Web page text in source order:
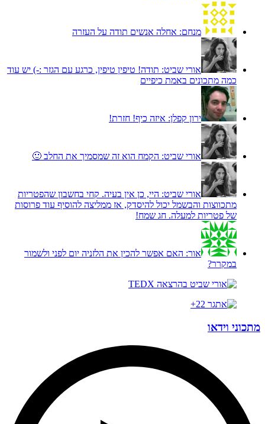
מנחם: אחלה אנשים תודה על העזרה
אורי שביט: תודה! טיפין טיפין, כרגע עם הגזר :-) יש עוד
כמה מתכונים באמת כיפיים
ירון קפלן: איזה כיף! חזרת!
אורי שביט: הקמח הוא זה שמסמיך את החלב 🙂
אורי שביט: היי, כן אין בעיה. קחי בחשבון שהפטריות
מתכווצות והבשמל יכול להיסדק, אז ממליצה להוסיף עוד פרוסות
של פטריות למעלה. חג שמח!
אור: האם אפשר להכין את הלזניה יום לפני ולשמור
במקרר?
מתכוני וידאו